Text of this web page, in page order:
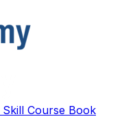
Skill Course Book